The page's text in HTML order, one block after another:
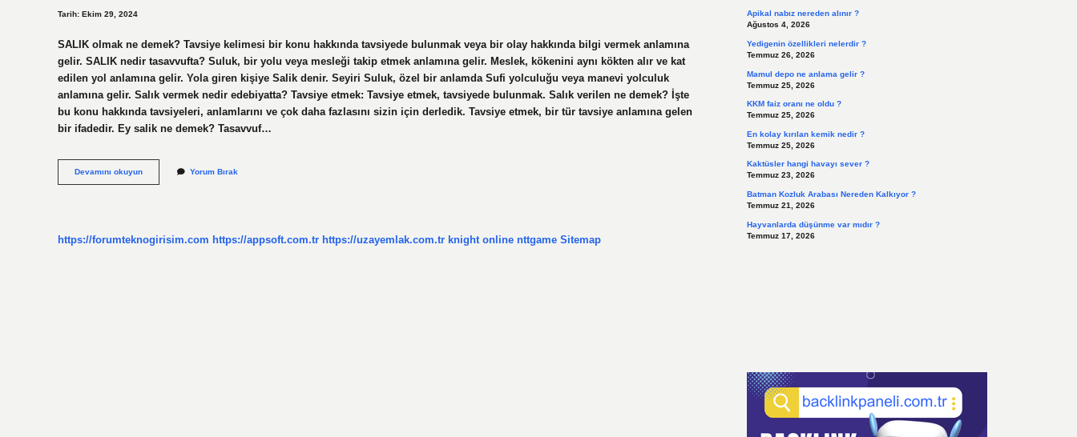
Tarih: Ekim 29, 2024
SALIK olmak ne demek? Tavsiye kelimesi bir konu hakkında tavsiyede bulunmak veya bir olay hakkında bilgi vermek anlamına
gelir. SALIK nedir tasavvufta? Suluk, bir yolu veya mesleği takip etmek anlamına gelir. Meslek, kökenini aynı kökten alır ve kat
edilen yol anlamına gelir. Yola giren kişiye Salik denir. Seyiri Suluk, özel bir anlamda Sufi yolculuğu veya manevi yolculuk
anlamına gelir. Salık vermek nedir edebiyatta? Tavsiye etmek: Tavsiye etmek, tavsiyede bulunmak. Salık verilen ne demek? İşte
bu konu hakkında tavsiyeleri, anlamlarını ve çok daha fazlasını sizin için derledik. Tavsiye etmek, bir tür tavsiye anlamına gelen
bir ifadedir. Ey salik ne demek? Tasavvuf…
Devamını okuyunSaliklik
Nedir
Yorum Bırak
https://forumteknogirisim.com https://appsoft.com.tr https://uzayemlak.com.tr knight online nttgame Sitemap
Apikal nabız nereden alınır ?
Ağustos 4, 2026
Yedigenin özellikleri nelerdir ?
Temmuz 26, 2026
Mamul depo ne anlama gelir ?
Temmuz 25, 2026
KKM faiz oranı ne oldu ?
Temmuz 25, 2026
En kolay kırılan kemik nedir ?
Temmuz 25, 2026
Kaktüsler hangi havayı sever ?
Temmuz 23, 2026
Batman Kozluk Arabası Nereden Kalkıyor ?
Temmuz 21, 2026
Hayvanlarda düşünme var mıdır ?
Temmuz 17, 2026